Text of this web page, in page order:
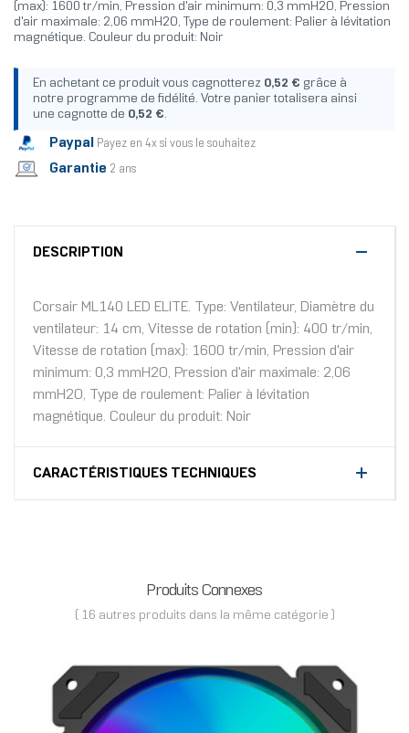
(max): 1600 tr/min, Pression d'air minimum: 0,3 mmH2O, Pression
d'air maximale: 2,06 mmH2O, Type de roulement: Palier à lévitation
magnétique. Couleur du produit: Noir
En achetant ce produit vous cagnotterez 0,52 € grâce à
notre programme de fidélité. Votre panier totalisera ainsi
une cagnotte de 0,52 €.
Paypal Payez en 4x si vous le souhaitez
Garantie 2 ans
DESCRIPTION
Corsair ML140 LED ELITE. Type: Ventilateur, Diamètre du
ventilateur: 14 cm, Vitesse de rotation (min): 400 tr/min,
Vitesse de rotation (max): 1600 tr/min, Pression d'air
minimum: 0,3 mmH2O, Pression d'air maximale: 2,06
mmH2O, Type de roulement: Palier à lévitation
magnétique. Couleur du produit: Noir
CARACTÉRISTIQUES TECHNIQUES
Produits Connexes
( 16 autres produits dans la même catégorie )